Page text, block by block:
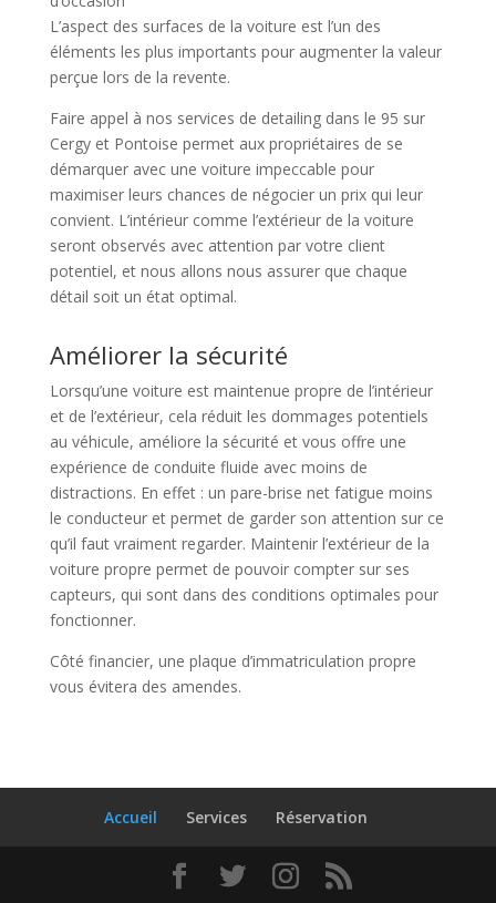
L’aspect des surfaces de la voiture est l’un des
éléments les plus importants pour augmenter la valeur
perçue lors de la revente.
Faire appel à nos services de detailing dans le 95 sur
Cergy et Pontoise permet aux propriétaires de se
démarquer avec une voiture impeccable pour
maximiser leurs chances de négocier un prix qui leur
convient. L’intérieur comme l’extérieur de la voiture
seront observés avec attention par votre client
potentiel, et nous allons nous assurer que chaque
détail soit un état optimal.
Améliorer la sécurité
Lorsqu’une voiture est maintenue propre de l’intérieur
et de l’extérieur, cela réduit les dommages potentiels
au véhicule, améliore la sécurité et vous offre une
expérience de conduite fluide avec moins de
distractions. En effet : un pare-brise net fatigue moins
le conducteur et permet de garder son attention sur ce
qu’il faut vraiment regarder. Maintenir l’extérieur de la
voiture propre permet de pouvoir compter sur ses
capteurs, qui sont dans des conditions optimales pour
fonctionner.
Côté financier, une plaque d’immatriculation propre
vous évitera des amendes.
Accueil Services Réservation